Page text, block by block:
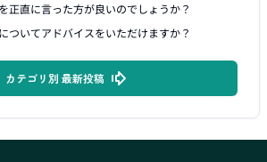
正直に言った方が良いのでしょうか？
ついてアドバイスをいただけますか？
カテゴリ別 最新投稿